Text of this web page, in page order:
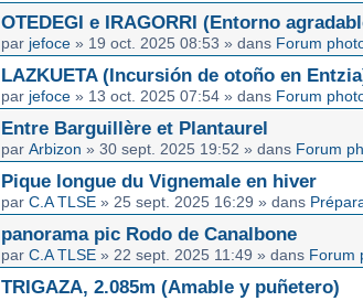
OTEDEGI e IRAGORRI (Entorno
par jefoce » 19 oct. 2025 08:53 » dans Forum
LAZKUETA (Incursión de otoño en
par jefoce » 13 oct. 2025 07:54 » dans Forum
Entre Barguillère et Plantaurel
par Arbizon » 30 sept. 2025 19:52 » dans Forum
Pique longue du Vignemale en hiver
par C.A TLSE » 25 sept. 2025 16:29 » dans
panorama pic Rodo de Canalbone
par C.A TLSE » 22 sept. 2025 11:49 » dans Forum
TRIGAZA, 2.085m (Amable y puñetero)